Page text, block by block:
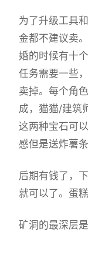
为了升级工具
金都不建议卖
婚的时候有十
任务需要一些
卖掉。每个角
成，猫猫/建筑
这两种宝石可
感但是送炸薯条
后期有钱了，
就可以了。蛋
矿洞的最深层是